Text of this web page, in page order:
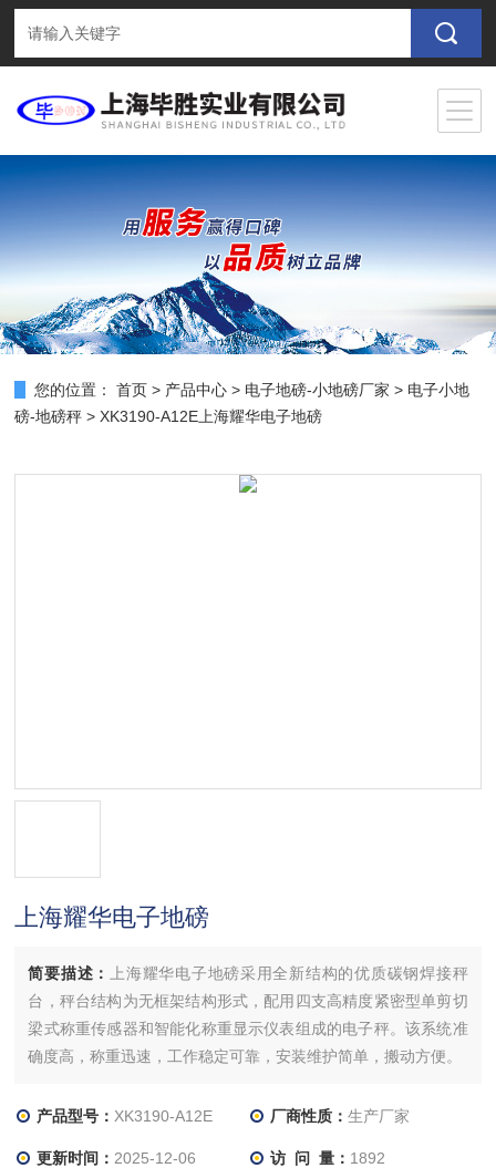
您的位置： 首页 > 产品中心 > 电子地磅-小地磅厂家 > 电子小地
磅-地磅秤 > XK3190-A12E上海耀华电子地磅
上海耀华电子地磅
简要描述：
上海耀华电子地磅采用全新结构的优质碳钢焊接秤
台，秤台结构为无框架结构形式，配用四支高精度紧密型单剪切
梁式称重传感器和智能化称重显示仪表组成的电子秤。该系统准
确度高，称重迅速，工作稳定可靠，安装维护简单，搬动方便。
产品型号： XK3190-A12E 厂商性质： 生产厂家
更新时间： 2025-12-06 访 问 量： 1892